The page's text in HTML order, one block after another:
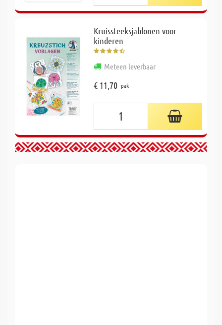
Kruissteeksjablonen voor
kinderen
Meteen leverbaar
€ 11,70 pak